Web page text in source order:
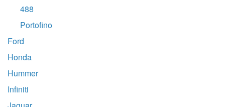
488
Portofino
Ford
Honda
Hummer
Infiniti